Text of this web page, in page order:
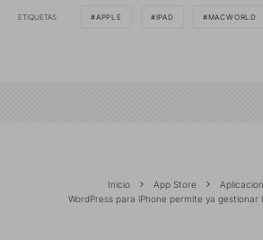
ETIQUETAS APPLE IPAD MACWORLD
Inicio App Store
WordPress para iPhone permite ya gestionar